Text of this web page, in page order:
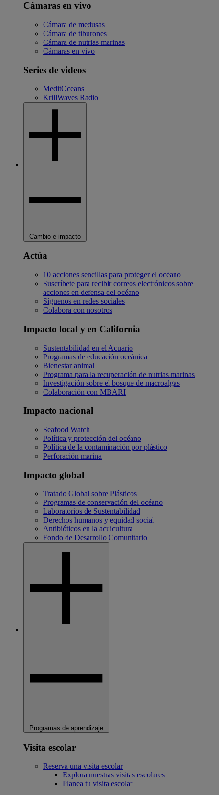
Cámaras en vivo
Cámara de medusas
Cámara de tiburones
Cámara de nutrias marinas
Cámaras en vivo
Series de videos
MeditOceans
KrillWaves Radio
Cambio e impacto
Actúa
10 acciones sencillas para proteger el océano
Suscríbete para recibir correos electrónicos sobre
acciones en defensa del océano
Síguenos en redes sociales
Colabora con nosotros
Impacto local y en California
Sustentabilidad en el Acuario
Programas de educación oceánica
Bienestar animal
Programa para la recuperación de nutrias marinas
Investigación sobre el bosque de macroalgas
Colaboración con MBARI
Impacto nacional
Seafood Watch
Política y protección del océano
Política de la contaminación por plástico
Perforación marina
Impacto global
Tratado Global sobre Plásticos
Programas de conservación del océano
Laboratorios de Sustentabilidad
Derechos humanos y equidad social
Antibióticos en la acuicultura
Fondo de Desarrollo Comunitario
Programas de aprendizaje
Visita escolar
Reserva una visita escolar
Explora nuestras visitas escolares
Planea tu visita escolar